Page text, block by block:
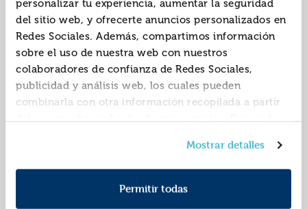
personalizar tu experiencia, aumentar la seguridad
del sitio web, y ofrecerte anuncios personalizados en
Redes Sociales. Además, compartimos información
sobre el uso de nuestra web con nuestros
colaboradores de confianza de Redes Sociales,
publicidad y análisis web, los cuales pueden
combinarla con otra información recopilada a partir
del uso que hayas hecho de sus servicios. Recuerda
consentimiento en cualquier momento. Para más
información consulta laPolítica de Cookiesy la
Política de Privacidad.
Mostrar detalles
Permitir todas
Autor:Nesquens, Daniel
Un regalo de
Autor:Nesquens, Daniel